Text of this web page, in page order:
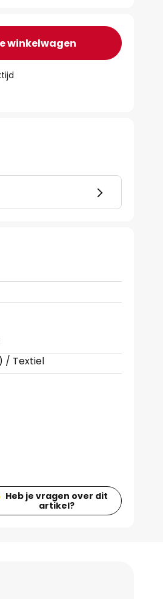
winkelwagen
/ Textiel
Heb je vragen over dit
artikel?